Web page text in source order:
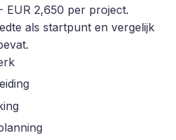
EUR 2,650 per project.
als startpunt en vergelijk